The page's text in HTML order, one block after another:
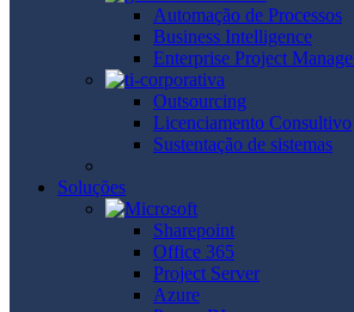
Automação de Processos
Business Intelligence
Enterprise Project
Outsourcing
Licenciamento Consultivo
Sustentação de sistemas
Soluções
Sharepoint
Office 365
Project Server
Azure